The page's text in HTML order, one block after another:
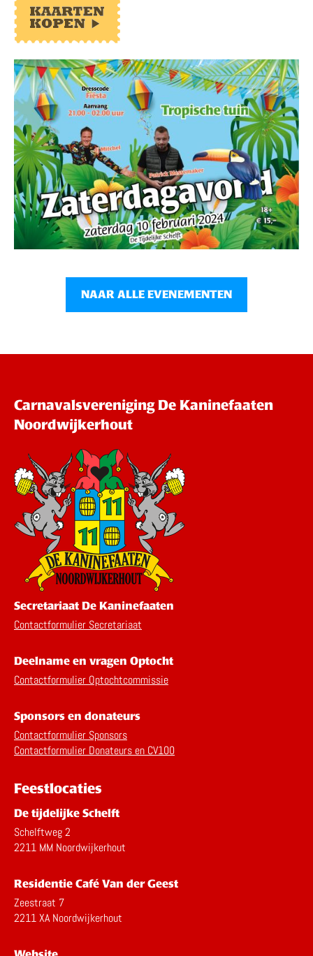
NAAR ALLE EVENEMENTEN
Carnavalsvereniging De Kaninefaaten
Noordwijkerhout
Secretariaat De Kaninefaaten
Contactformulier Secretariaat
Deelname en vragen Optocht
Contactformulier Optochtcommissie
Sponsors en donateurs
Contactformulier Sponsors
Contactformulier Donateurs en CV100
Feestlocaties
De tijdelijke Schelft
Schelftweg 2
2211 MM Noordwijkerhout
Residentie Café Van der Geest
Zeestraat 7
2211 XA Noordwijkerhout